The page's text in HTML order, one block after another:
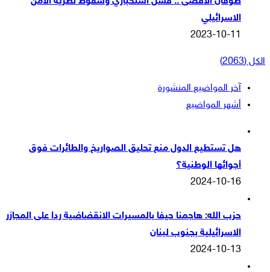
الاسرائيلي
2023-10-11
الكل (2063)
آخر المواضيع المنشورة
أشهر المواضيع
هل تستطيع الدول منع تحليق الصواريخ والطائرات فوق
أجوائها الوطنية؟
2024-10-16
حزب الله: هاجمنا حيفا بالمسيرات الانقضاضية ردا على المجازر
الاسرائيلية بجنوب لبنان
2024-10-13